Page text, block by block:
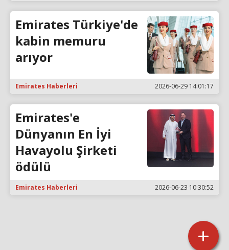
Emirates Türkiye'de
kabin memuru
arıyor
Emirates Haberleri 2026-06-29 14:01:17
Emirates'e
Dünyanın En İyi
Havayolu Şirketi
ödülü
Emirates Haberleri 2026-06-23 10:30:52